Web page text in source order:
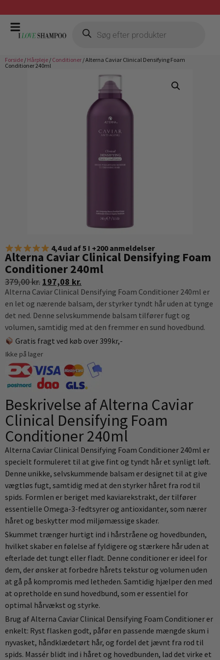
Gratis fragt ved køb over 399,-
Forside / Hårpleje / Conditioner / Alterna Caviar Clinical Densifying Foam
Conditioner 240ml
4,4 ud af 5 I +200 anmeldelser
Alterna Caviar Clinical Densifying Foam
Conditioner 240ml
379,00kr. 197,08 kr.
Alterna Caviar Clinical Densifying Foam Conditioner 240ml er
en let og nærende balsam, der styrker tyndt hår uden at tynge
det ned. Denne selvskummende balsam tilfører fugt og
volumen, samtidig med at den fremmer en sund hovedbund.
Gratis fragt ved køb over 399kr,-
Ikke på lager
Beskrivelse af Alterna Caviar
Clinical Densifying Foam
Conditioner 240ml
Alterna Caviar Clinical Densifying Foam Conditioner 240ml er
specielt formuleret til at give fint og tyndt hår et synligt løft.
Denne unikke, selvskummende balsam er designet til at give
vægtløs fugt, samtidig med at den styrker håret fra rod til
spids. Formlen er beriget med kaviarekstrakt, der tilfører
essentielle Omega-3-fedtsyrer og antioxidanter, som nærer
håret og beskytter mod miljømæssige skader.
Skummet trænger hurtigt ind i hårstråene og hovedbunden,
hvilket skaber en følelse af fyldigere og stærkere hår uden at
efterlade det tungt eller fladt. Denne conditioner er ideel for
dem, der ønsker at forbedre hårets tekstur og volumen uden
at gå på kompromis med letheden. Samtidig hjælper den med
at opretholde en sund hovedbund, som er essentiel for
optimal hårvækst og styrke.
Brug af Alterna Caviar Clinical Densifying Foam Conditioner er
enkelt: Ryst flasken godt, påfør en passende mængde skum i
nyvasket, håndklædetørt hår, og fordel det jævnt fra rod til
spids. Massér blidt ind i håret og hovedbunden, lad det virke et